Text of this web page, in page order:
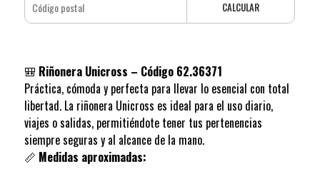
CALCULAR
🎒 Riñonera Unicross – Código 62.36371
Práctica, cómoda y perfecta para llevar lo esencial con total
libertad. La riñonera Unicross es ideal para el uso diario,
viajes o salidas, permitiéndote tener tus pertenencias
siempre seguras y al alcance de la mano.
📏 Medidas aproximadas: